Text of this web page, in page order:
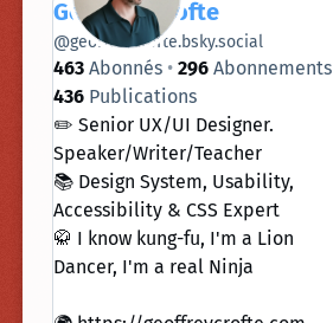
Geoffrey Crofte
@geoffreycrofte.bsky.social
463 Abonnés 296 Abonnements
436 Publications
✏️ Senior UX/UI Designer.
Speaker/Writer/Teacher
📚 Design System, Usability,
Accessibility & CSS Expert
🥋 I know kung-fu, I'm a Lion
Dancer, I'm a real Ninja